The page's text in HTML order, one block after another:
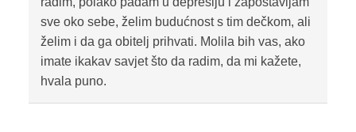
sve oko sebe, želim budućnost s tim dečkom, ali
želim i da ga obitelj prihvati. Molila bih vas, ako
imate ikakav savjet što da radim, da mi kažete,
hvala puno.